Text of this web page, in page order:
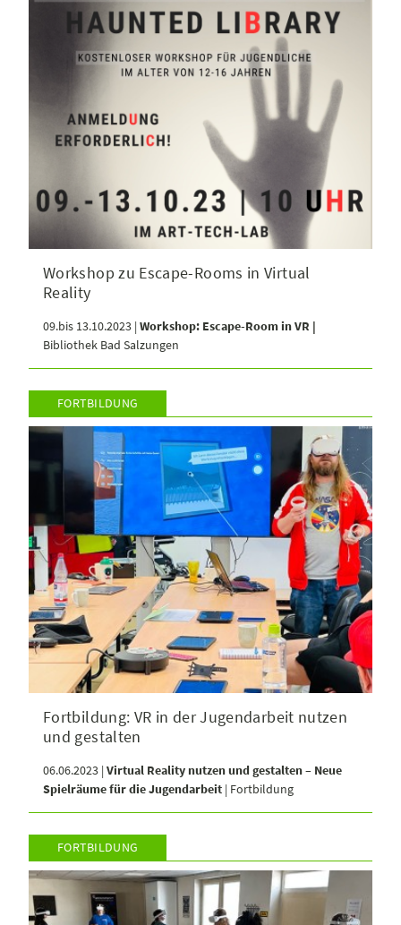
Workshop zu Escape-Rooms in Virtual
Reality
09.bis 13.10.2023 | Workshop: Escape-Room in VR |
Bibliothek Bad Salzungen
FORTBILDUNG
Fortbildung: VR in der Jugendarbeit nutzen
und gestalten
06.06.2023 | Virtual Reality nutzen und gestalten – Neue
Spielräume für die Jugendarbeit | Fortbildung
FORTBILDUNG